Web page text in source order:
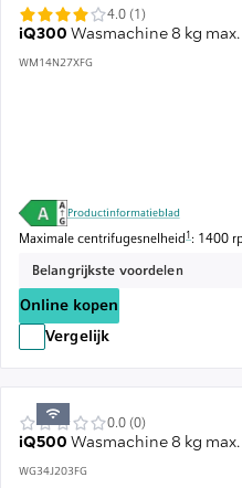
iQ300 Wasmachine 8 kg
WM14N27XFG
4.0 (1)
Productinformatieblad
Maximale centrifugesnelheid Voetnoot 1:
1: 1400
Belangrijkste voordelen
Online kopen
Vergelijk
iQ500 Wasmachine 8 kg
WG34J203FG
0.0 (0)